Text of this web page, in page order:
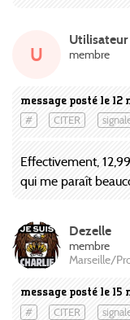
message posté le 12
# CITER
U
Utilisateur
membre
Effectivement,
qui me paraît
message posté le 15
# CITER
Dezelle
membre
Marseille/